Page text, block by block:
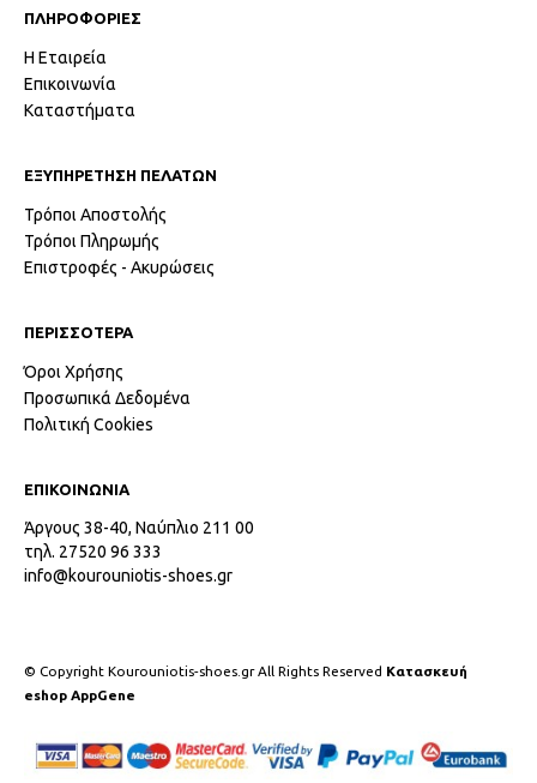
ΠΛΗΡΟΦΟΡΙΕΣ
Η Εταιρεία
Επικοινωνία
Καταστήματα
ΕΞΥΠΗΡΕΤΗΣΗ ΠΕΛΑΤΩΝ
Τρόποι Αποστολής
Τρόποι Πληρωμής
Επιστροφές - Ακυρώσεις
ΠΕΡΙΣΣΟΤΕΡΑ
Όροι Χρήσης
Προσωπικά Δεδομένα
Πολιτική Cookies
ΕΠΙΚΟΙΝΩΝΙΑ
Άργους 38-40, Ναύπλιο 211 00
τηλ. 27520 96 333
info@kourouniotis-shoes.gr
© Copyright Kourouniotis-shoes.gr All Rights Reserved Κατασκευή
eshop AppGene